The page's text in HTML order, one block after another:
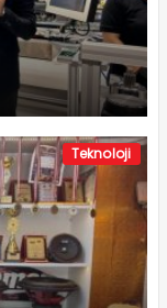
Teknoloji